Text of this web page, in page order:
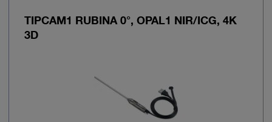
TIPCAM1 RUBINA 0°, OPAL1 NIR/ICG, 4K
3D